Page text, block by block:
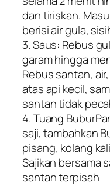
dan tiriskan.
berisi air gula,
3. Saus: Rebus
garam hingga
Rebus santan,
atas api kecil,
santan tidak
4. Tuang
saji, tambahkan
pisang, kolang
Sajikan bersama
santan terpisah